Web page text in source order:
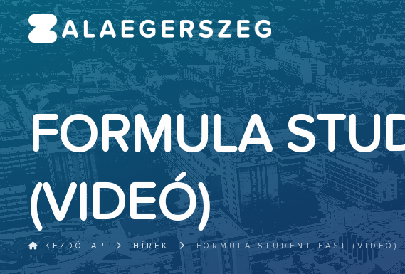
FORMULA
(VIDEÓ)
KEZDŐLAP HÍREK FORMULA STUDENT EAST (VIDEÓ)